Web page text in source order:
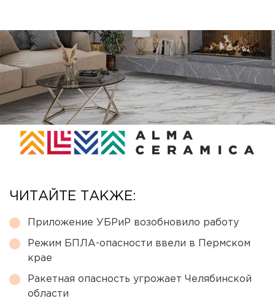
ЧИТАЙТЕ ТАКЖЕ:
Приложение УБРиР возобновило работу
Режим БПЛА-опасности ввели в Пермском
крае
Ракетная опасность угрожает Челябинской
области